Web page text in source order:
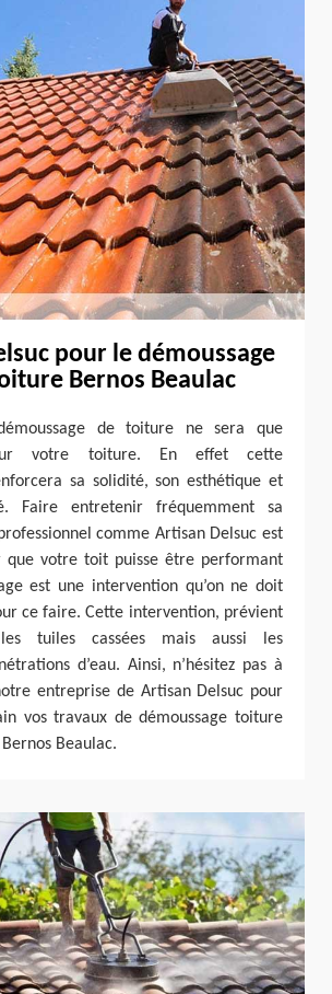
pour le démoussage
Bernos Beaulac
de toiture ne sera que
votre toiture. En effet cette
sa solidité, son esthétique et
Faire entretenir fréquemment sa
comme Artisan Delsuc est
que votre toit puisse être performant
est une intervention qu’on ne doit
ce faire. Cette intervention, prévient
tuiles cassées mais aussi les
d’eau. Ainsi, n’hésitez pas à
entreprise de Artisan Delsuc pour
vos travaux de démoussage toiture
Beaulac.